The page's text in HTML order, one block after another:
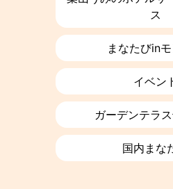
ス
まなたびin
イベン
ガーデンテラ
国内まな